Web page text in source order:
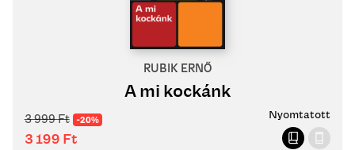
RUBIK ERNŐ
A mi kockánk
3 999Ft -20%
3 199 Ft
Nyomtatott